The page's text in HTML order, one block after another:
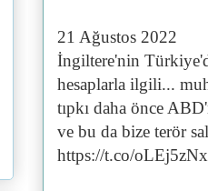
21 Ağustos 2022
İngiltere'nin
hesaplarla ilgili...
tıpkı daha önce
ve bu da bize terör
https://t.co/